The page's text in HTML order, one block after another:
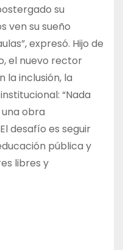
su
ven su sueño
expresó. Hijo de
el nuevo rector
la inclusión, la
“Nada
obra
desafío es seguir
pública y
libres y